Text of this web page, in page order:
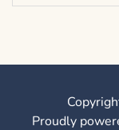
Proudly